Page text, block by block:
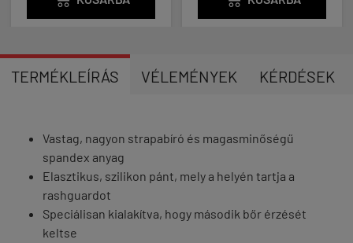
TERMÉKLEÍRÁS VÉLEMÉNYEK KÉRDÉSEK
Vastag, nagyon strapabíró és magasminőségű
spandex anyag
Elasztikus, szilikon pánt, mely a helyén tartja a
rashguardot
Speciálisan kialakítva, hogy második bőr érzését
keltse